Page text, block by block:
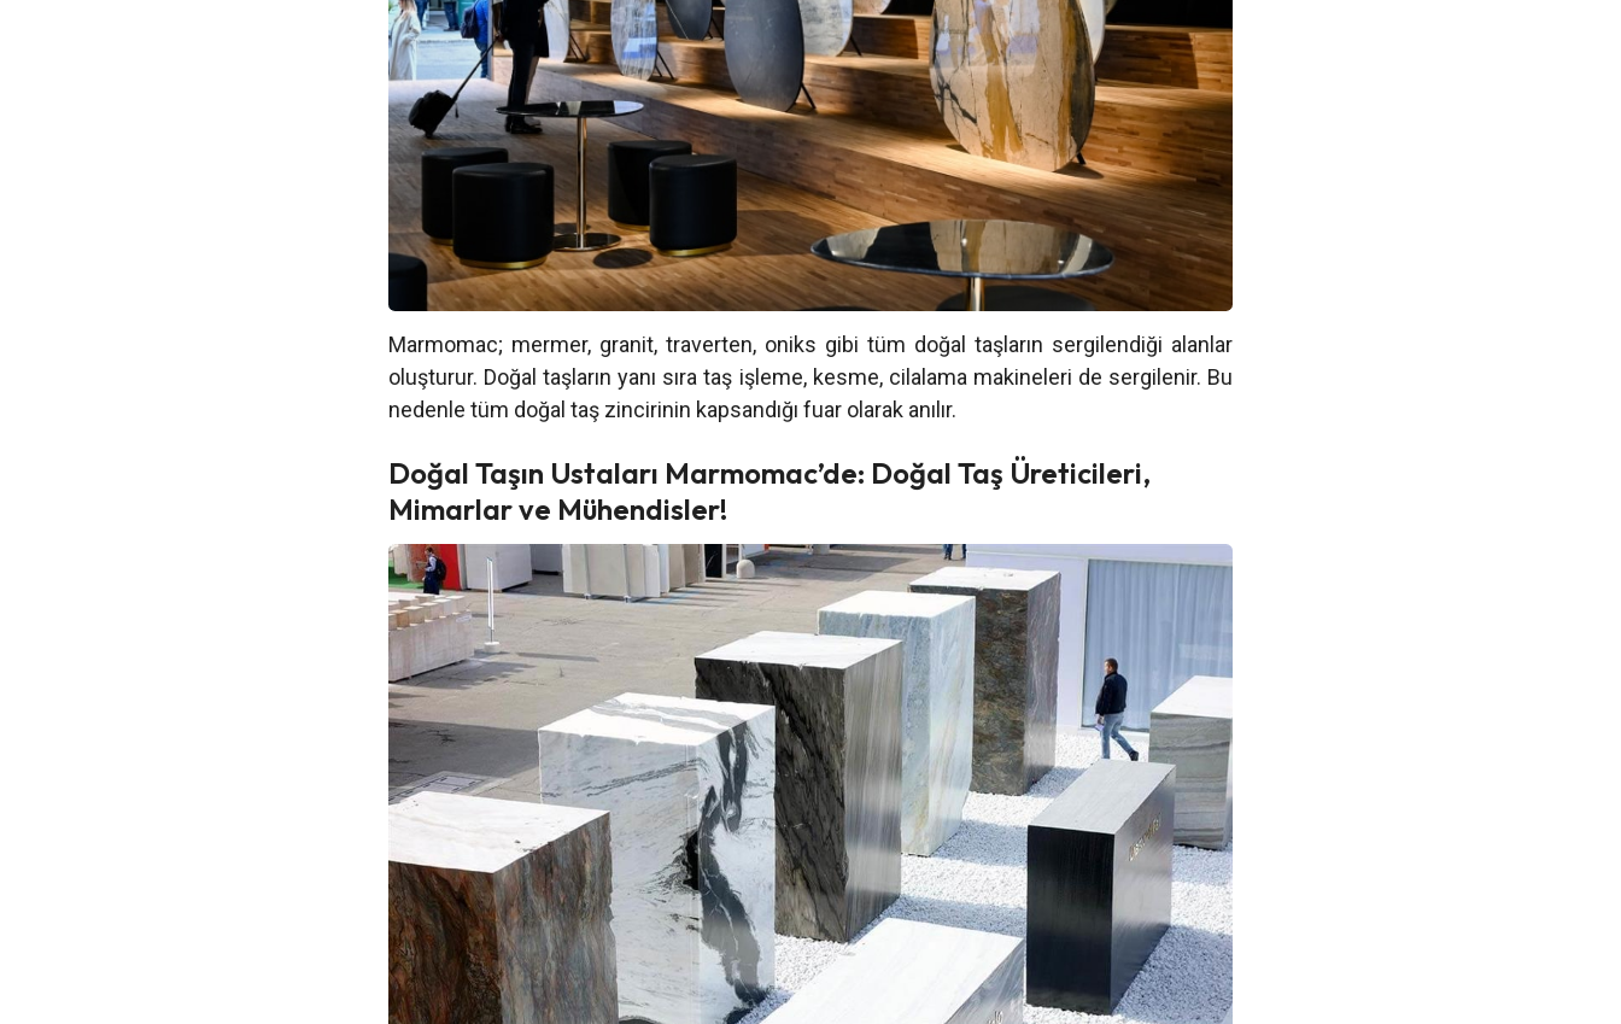
Marmomac; mermer, granit, traverten, oniks gibi tüm doğal taşların sergilendiği alanlar
oluşturur. Doğal taşların yanı sıra taş işleme, kesme, cilalama makineleri de sergilenir. Bu
nedenle tüm doğal taş zincirinin kapsandığı fuar olarak anılır.
Doğal Taşın Ustaları Marmomac’de: Doğal Taş Üreticileri,
Mimarlar ve Mühendisler!